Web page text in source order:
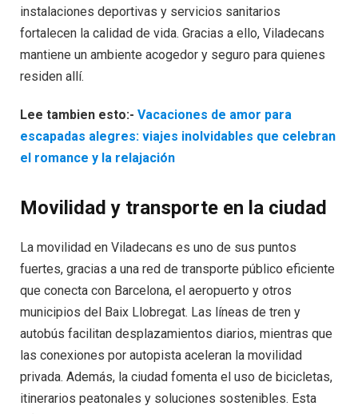
instalaciones deportivas y servicios sanitarios
fortalecen la calidad de vida. Gracias a ello, Viladecans
mantiene un ambiente acogedor y seguro para quienes
residen allí.
Lee tambien esto:- Vacaciones de amor para
escapadas alegres: viajes inolvidables que celebran
el romance y la relajación
Movilidad y transporte en la ciudad
La movilidad en Viladecans es uno de sus puntos
fuertes, gracias a una red de transporte público eficiente
que conecta con Barcelona, el aeropuerto y otros
municipios del Baix Llobregat. Las líneas de tren y
autobús facilitan desplazamientos diarios, mientras que
las conexiones por autopista aceleran la movilidad
privada. Además, la ciudad fomenta el uso de bicicletas,
itinerarios peatonales y soluciones sostenibles. Esta